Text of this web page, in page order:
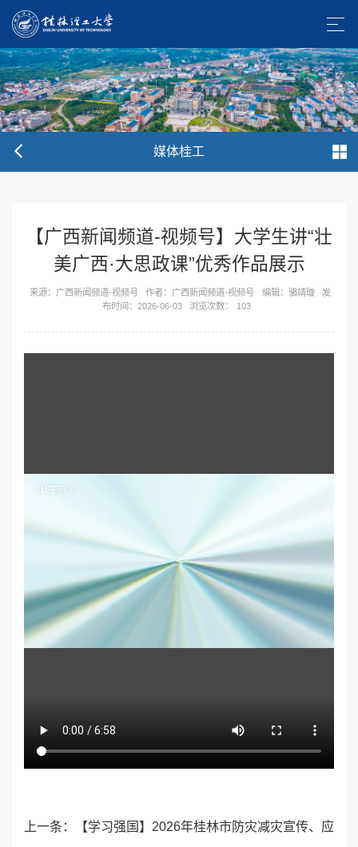
媒体桂工
【广西新闻频道-视频号】大学生讲“壮
美广西·大思政课”优秀作品展示
来源：广西新闻频道-视频号 作者：广西新闻频道-视频号 编辑：骆靖璇
发
布时间：2026-06-03
浏览次数： 103
上一条： 【学习强国】2026年桂林市防灾减灾宣传、应